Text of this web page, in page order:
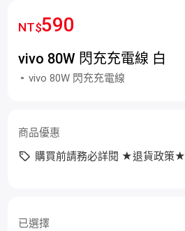
NT$590
vivo 80W 閃充充電線 白
vivo 80W 閃充充電線
商品優惠
購買前請務必詳閱 ★退貨政策★
已選擇